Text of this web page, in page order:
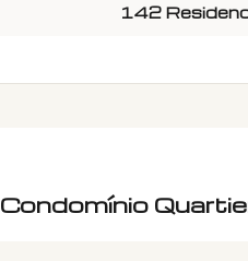
142
Condomínio